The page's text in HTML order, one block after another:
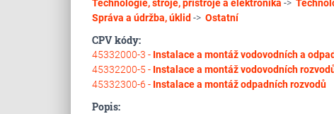
Technologie, stroje, přístroje a elektronika ->
Správa a údržba, úklid -> Ostatní
CPV kódy:
45332000-3 - Instalace a montáž vodovodních a
45332200-5 - Instalace a montáž vodovodních
45332300-6 - Instalace a montáž odpadních rozvodů
Popis: